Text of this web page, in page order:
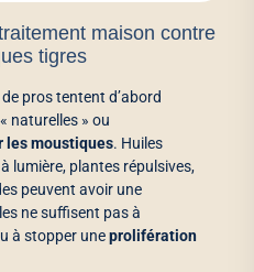
maison contre
tigres
pros tentent d’abord
naturelles » ou
les moustiques. Huiles
lumière, plantes répulsives,
peuvent avoir une
ne suffisent pas à
à stopper uneprolifération